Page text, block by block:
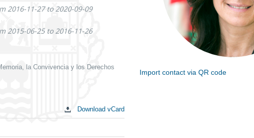
2016-11-27 to 2020-09-09
2015-06-25 to 2016-11-26
la Convivencia y los Derechos
Download vCard
Import contact via QR code